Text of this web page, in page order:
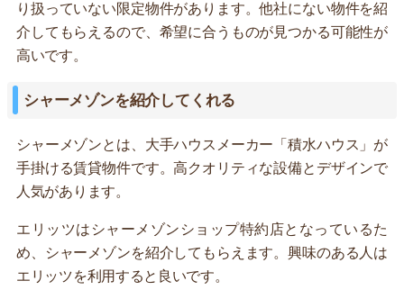
り扱っていない限定物件があります。他社にない物件を紹
介してもらえるので、希望に合うものが見つかる可能性が
高いです。
シャーメゾンを紹介してくれる
シャーメゾンとは、大手ハウスメーカー「積水ハウス」が
手掛ける賃貸物件です。高クオリティな設備とデザインで
人気があります。
エリッツはシャーメゾンショップ特約店となっているた
め、シャーメゾンを紹介してもらえます。興味のある人は
エリッツを利用すると良いです。